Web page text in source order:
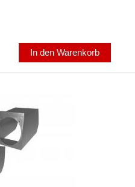
In den Warenkorb